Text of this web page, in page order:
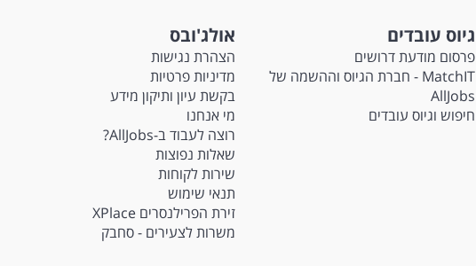
גיוס עובדים
פרסום מודעת דרושים
MatchIT - חברת הגיוס וההשמה של
AllJobs
חיפוש וגיוס עובדים
אולג'ובס
הצהרת נגישות
מדיניות פרטיות
בקשת עיון ותיקון מידע
מי אנחנו
רוצה לעבוד ב-AllJobs?
שאלות נפוצות
שירות לקוחות
תנאי שימוש
זירת הפרילנסרים XPlace
משרות לצעירים - סחבק